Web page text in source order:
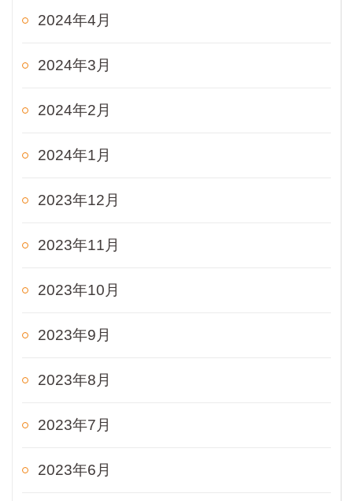
2024年4月
2024年3月
2024年2月
2024年1月
2023年12月
2023年11月
2023年10月
2023年9月
2023年8月
2023年7月
2023年6月